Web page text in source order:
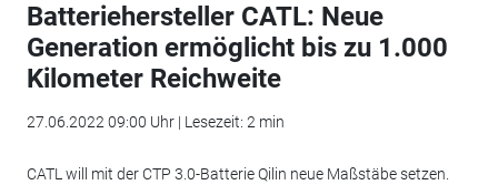
Batteriehersteller CATL: Neue
Generation ermöglicht bis zu 1.000
Kilometer Reichweite
27.06.2022 09:00 Uhr | Lesezeit: 2 min
CATL will mit der CTP 3.0-Batterie Qilin neue Maßstäbe setzen.